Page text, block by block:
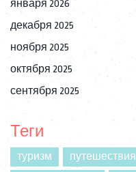
января 2026
декабря 2025
ноября 2025
октября 2025
сентября 2025
Теги
туризм путешествия